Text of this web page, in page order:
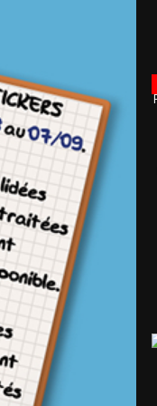
web
FEMME BLANC THE
DOS ET
AVEC
AU
PRÉNOM
Prix
20,00 €
Ajouter au panier
favorite_border
FEMME NOIR À